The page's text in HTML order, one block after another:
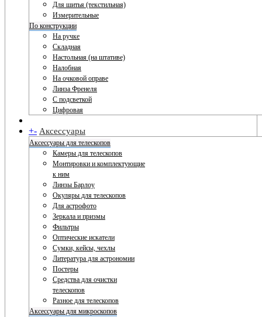
Для шитья (текстильная)
Измерительные
По конструкции
На ручке
Складная
Настольная (на штативе)
Налобная
На очковой оправе
Линза Френеля
С подсветкой
Цифровая
+- Аксессуары
Аксессуары для телескопов
Камеры для телескопов
Монтировки и комплектующие
к ним
Линзы Барлоу
Окуляры для телескопов
Для астрофото
Зеркала и призмы
Фильтры
Оптические искатели
Сумки, кейсы, чехлы
Литература для астрономии
Постеры
Средства для очистки
телескопов
Разное для телескопов
Аксессуары для микроскопов